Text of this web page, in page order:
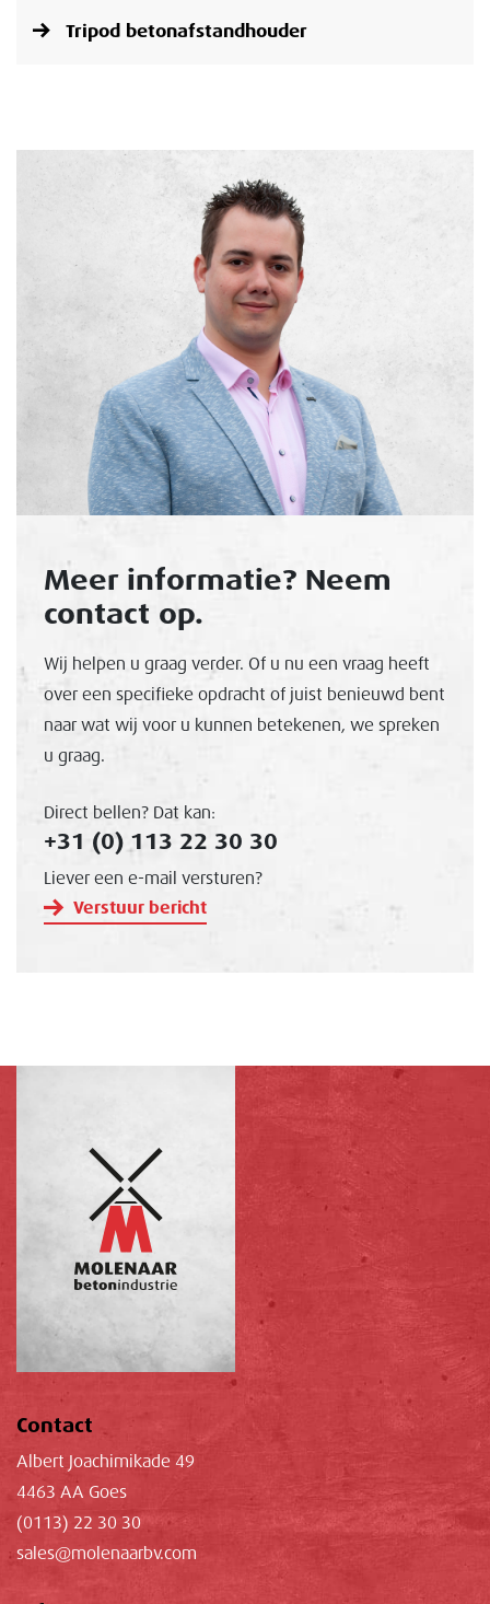
Tripod betonafstandhouder
Meer informatie? Neem
contact op.
Wij helpen u graag verder. Of u nu een vraag heeft
over een specifieke opdracht of juist benieuwd bent
naar wat wij voor u kunnen betekenen, we spreken
u graag.
Direct bellen? Dat kan:
+31 (0) 113 22 30 30
Liever een e-mail versturen?
Verstuur bericht
Contact
Albert Joachimikade 49
4463 AA Goes
(0113) 22 30 30
sales@molenaarbv.com